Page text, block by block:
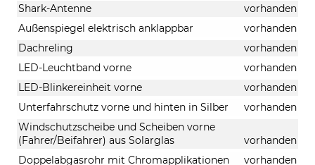
Shark-Antenne
vorhanden
Außenspiegel elektrisch anklappbar
vorhanden
Dachreling
vorhanden
LED-Leuchtband vorne
vorhanden
LED-Blinkereinheit vorne
vorhanden
Unterfahrschutz vorne und hinten in Silber
vorhanden
Windschutzscheibe und Scheiben vorne
(Fahrer/Beifahrer) aus Solarglas
vorhanden
Doppelabgasrohr mit Chromapplikationen
vorhanden